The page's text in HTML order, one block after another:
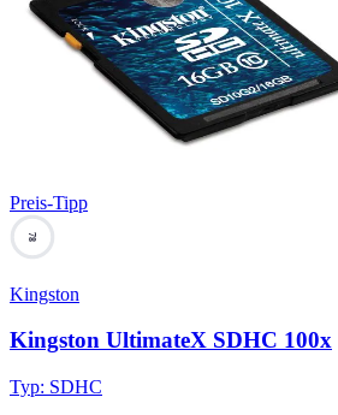
Preis-Tipp
78
Kingston
Kingston UltimateX SDHC 100x
Typ: SDHC